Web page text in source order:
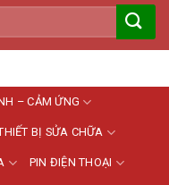
– CẢM ỨNG
BỊ SỬA CHỮA
PIN ĐIỆN THOẠI